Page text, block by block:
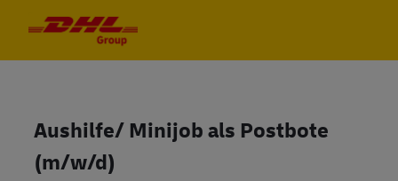
Aushilfe/ Minijob als Postbote
(m/w/d)